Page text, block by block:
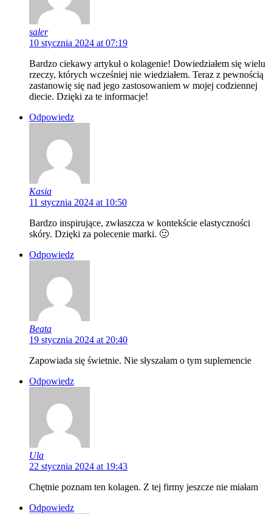
saler
10 stycznia 2024 at 07:19
Bardzo ciekawy artykuł o kolagenie! Dowiedziałem się wielu
rzeczy, których wcześniej nie wiedziałem. Teraz z pewnością
zastanowię się nad jego zastosowaniem w mojej codziennej
diecie. Dzięki za te informacje!
Odpowiedz
Kasia
11 stycznia 2024 at 10:50
Bardzo inspirujące, zwłaszcza w kontekście elastyczności
skóry. Dzięki za polecenie marki. 🙂
Odpowiedz
Beata
19 stycznia 2024 at 20:40
Zapowiada się świetnie. Nie słyszałam o tym suplemencie
Odpowiedz
Ula
22 stycznia 2024 at 19:43
Chętnie poznam ten kolagen. Z tej firmy jeszcze nie miałam
Odpowiedz